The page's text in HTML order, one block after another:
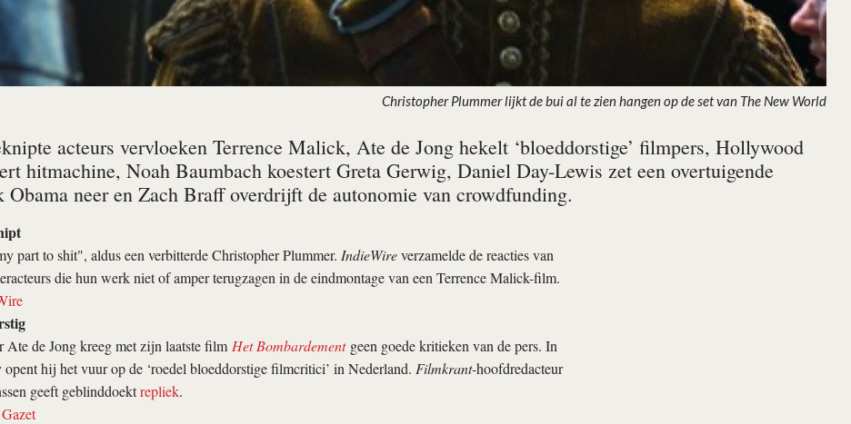
Christopher Plummer lijkt de bui al te zien hangen op de set van The New World
acteurs vervloeken Terrence Malick, Ate de Jong hekelt ‘bloeddorstige’ filmpers, Hollywood
hitmachine, Noah Baumbach koestert Greta Gerwig, Daniel Day-Lewis zet een overtuigende
Obama neer en Zach Braff overdrijft de autonomie van crowdfunding.
part to shit", aldus een verbitterde Christopher Plummer. IndieWireverzamelde de reacties van
die hun werk niet of amper terugzagen in de eindmontage van een Terrence Malick-film.
Ate de Jong kreeg met zijn laatste film Het Bombardementgeen goede kritieken van de pers. In
opent hij het vuur op de ‘roedel bloeddorstige filmcritici’ in Nederland. Filmkrant-hoofdredacteur
geeft geblinddoektrepliek.